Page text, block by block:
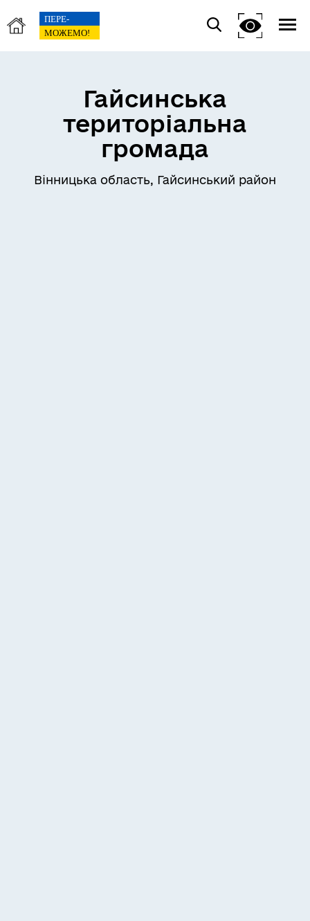
Гайсинська
територіальна
громада
Вінницька область, Гайсинський район